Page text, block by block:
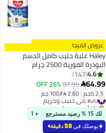
عروض الميجا
Haley علبة حليب كامل الدسم
البودرة الفورية 2500 جرام
4.6
147
64.99
87.99
26% OFF
2.5 كجم | #20 في حليب وكريم
بتخلّص بسرعة
#20 في حليب وكريملك 15 % رصيد مسترجع + 1
يوصلك في58 دقيقة